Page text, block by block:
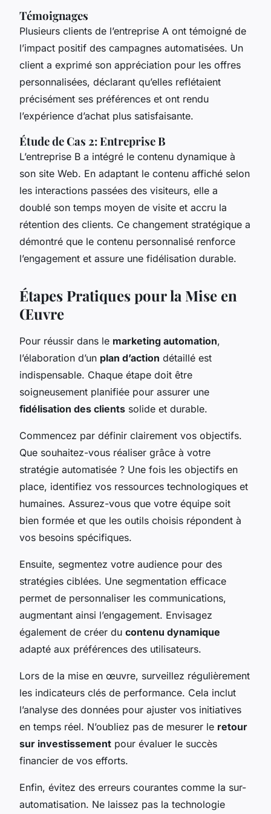
Témoignages
Plusieurs clients de l’entreprise A ont témoigné de
l’impact positif des campagnes automatisées. Un
client a exprimé son appréciation pour les offres
personnalisées, déclarant qu’elles reflétaient
précisément ses préférences et ont rendu
l’expérience d’achat plus satisfaisante.
Étude de Cas 2: Entreprise B
L’entreprise B a intégré le contenu dynamique à
son site Web. En adaptant le contenu affiché selon
les interactions passées des visiteurs, elle a
doublé son temps moyen de visite et accru la
rétention des clients. Ce changement stratégique a
démontré que le contenu personnalisé renforce
l’engagement et assure une fidélisation durable.
Étapes Pratiques pour la Mise en
Œuvre
Pour réussir dans le marketing automation,
l’élaboration d’un plan d’action détaillé est
indispensable. Chaque étape doit être
soigneusement planifiée pour assurer une
fidélisation des clients solide et durable.
Commencez par définir clairement vos objectifs.
Que souhaitez-vous réaliser grâce à votre
stratégie automatisée ? Une fois les objectifs en
place, identifiez vos ressources technologiques et
humaines. Assurez-vous que votre équipe soit
bien formée et que les outils choisis répondent à
vos besoins spécifiques.
Ensuite, segmentez votre audience pour des
stratégies ciblées. Une segmentation efficace
permet de personnaliser les communications,
augmentant ainsi l’engagement. Envisagez
également de créer du contenu dynamique
adapté aux préférences des utilisateurs.
Lors de la mise en œuvre, surveillez régulièrement
les indicateurs clés de performance. Cela inclut
l’analyse des données pour ajuster vos initiatives
en temps réel. N’oubliez pas de mesurer le retour
sur investissement pour évaluer le succès
financier de vos efforts.
Enfin, évitez des erreurs courantes comme la sur-
automatisation. Ne laissez pas la technologie